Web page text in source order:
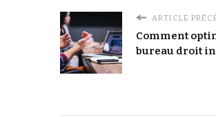
ARTICLE
Comment
bureau droit